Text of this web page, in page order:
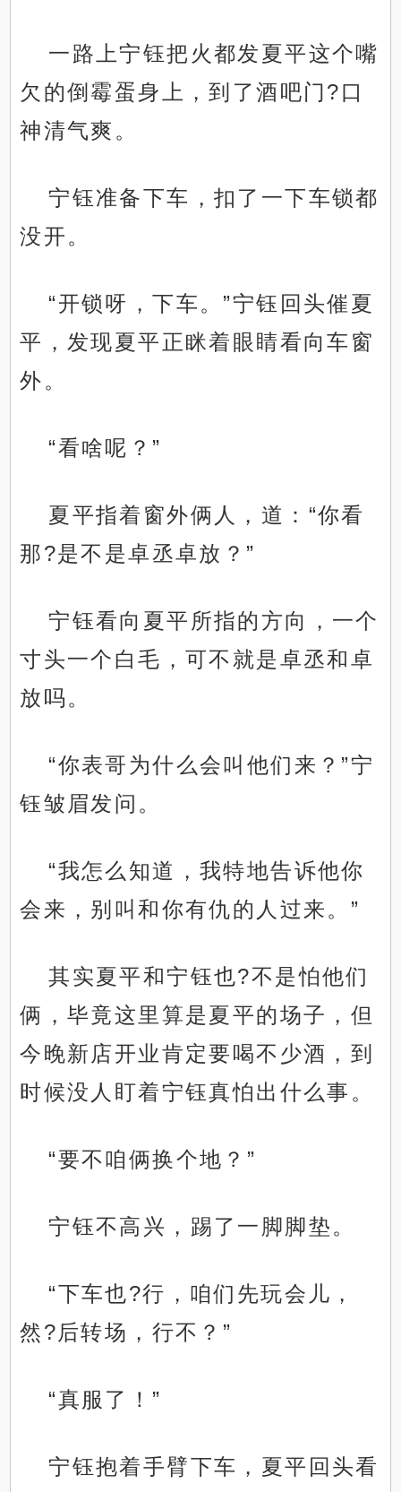
一路上宁钰把火都发夏平这个嘴
欠的倒霉蛋身上，到了酒吧门?口
神清气爽。
宁钰准备下车，扣了一下车锁都
没开。
“开锁呀，下车。”宁钰回头催夏
平，发现夏平正眯着眼睛看向车窗
外。
“看啥呢？”
夏平指着窗外俩人，道：“你看
那?是不是卓丞卓放？”
宁钰看向夏平所指的方向，一个
寸头一个白毛，可不就是卓丞和卓
放吗。
“你表哥为什么会叫他们来？”宁
钰皱眉发问。
“我怎么知道，我特地告诉他你
会来，别叫和你有仇的人过来。”
其实夏平和宁钰也?不是怕他们
俩，毕竟这里算是夏平的场子，但
今晚新店开业肯定要喝不少酒，到
时候没人盯着宁钰真怕出什么事。
“要不咱俩换个地？”
宁钰不高兴，踢了一脚脚垫。
“下车也?行，咱们先玩会儿，
然?后转场，行不？”
“真服了！”
宁钰抱着手臂下车，夏平回头看